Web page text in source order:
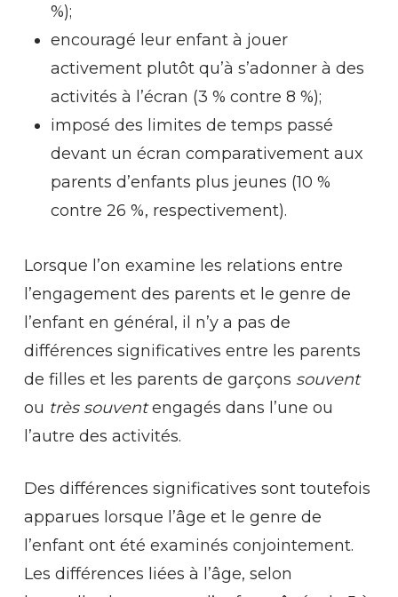
%);
encouragé leur enfant à jouer
activement plutôt qu’à s’adonner à des
activités à l’écran (3 % contre 8 %);
imposé des limites de temps passé
devant un écran comparativement aux
parents d’enfants plus jeunes (10 %
contre 26 %, respectivement).
Lorsque l’on examine les relations entre
l’engagement des parents et le genre de
l’enfant en général, il n’y a pas de
différences significatives entre les parents
de filles et les parents de garçons souvent
ou très souventengagés dans l’une ou
l’autre des activités.
Des différences significatives sont toutefois
apparues lorsque l’âge et le genre de
l’enfant ont été examinés conjointement.
Les différences liées à l’âge, selon